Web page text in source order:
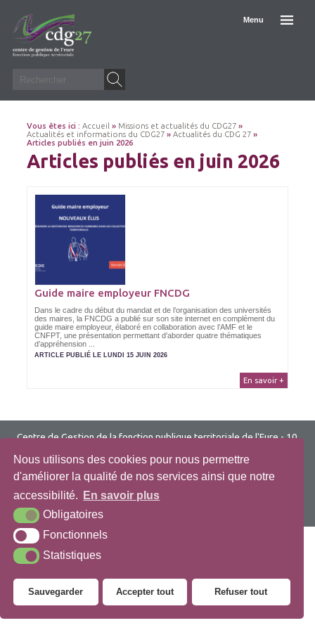
Nous utilisons des cookies pour nous permettre
d'améliorer la qualité de nos services ainsi que notre
accessibilité.
En savoir plus
Obligatoires
Fonctionnels
Statistiques
Sauvegarder Accepter tout Refuser tout
Menu
Vous êtes ici : Accueil » Missions et actualités du CDG27»
Actualités et informations du CDG27» Actualités du CDG 27»
Articles publiés en juin 2026
Articles publiés en juin 2026
Guide maire employeur FNCDG
Dans le cadre du début du mandat et de l’organisation des universités
des maires, la FNCDG a publié sur son site internet en complément du
guide maire employeur, élaboré en collaboration avec l’AMF et le
CNFPT, une présentation permettant d’aborder quatre thématiques
d’appréhension ...
ARTICLE PUBLIÉ LE LUNDI 15 JUIN 2026
En savoir +
Centre de Gestion de la fonction publique territoriale de l'Eure- 10
Tél. :02 32 39 23 99
Contact Comment venir ?
Plan du site